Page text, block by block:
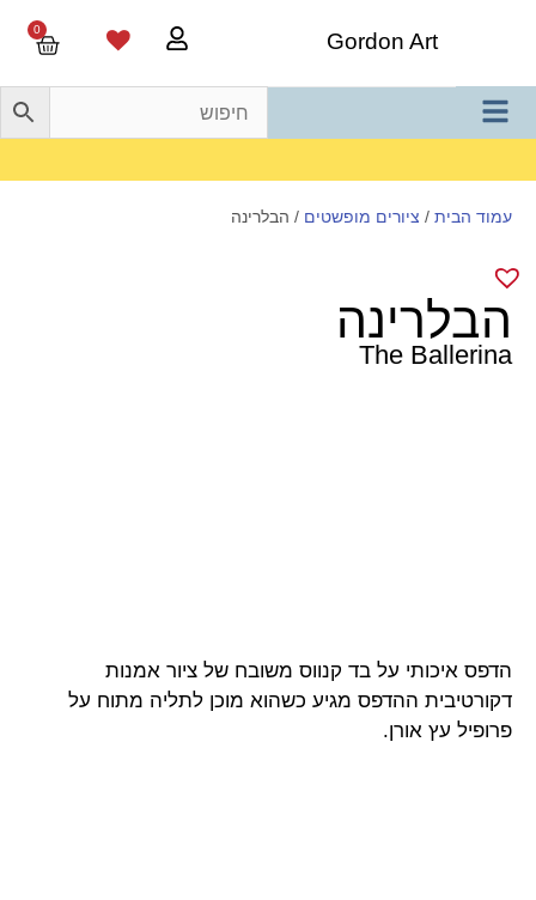
Gordon Art
0
עמוד הבית / ציורים מופשטים / הבלרינה
הבלרינה
The Ballerina
הדפס איכותי על בד קנווס משובח של ציור אמנות
דקורטיבית ההדפס מגיע כשהוא מוכן לתליה מתוח על
פרופיל עץ אורן.